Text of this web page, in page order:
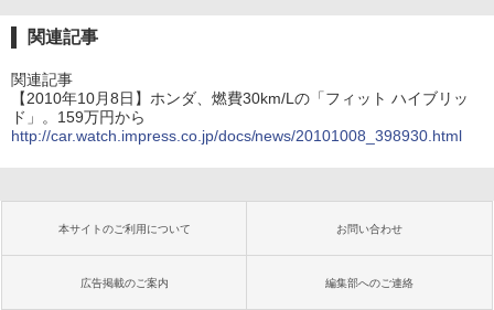
関連記事
関連記事
【2010年10月8日】ホンダ、燃費30km/Lの「フィット ハイブリッ
ド」。159万円から
http://car.watch.impress.co.jp/docs/news/20101008_398930.html
本サイトのご利用について お問い合わせ
広告掲載のご案内 編集部へのご連絡